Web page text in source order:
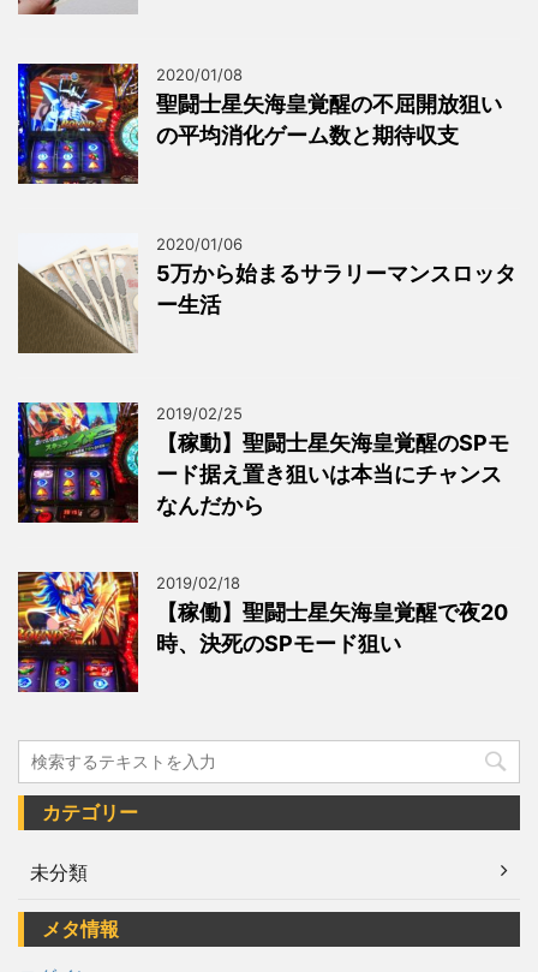
2020/01/08
聖闘士星矢海皇覚醒の不屈開放狙い
の平均消化ゲーム数と期待収支
2020/01/06
5万から始まるサラリーマンスロッタ
ー生活
2019/02/25
【稼動】聖闘士星矢海皇覚醒のSPモ
ード据え置き狙いは本当にチャンス
なんだから
2019/02/18
【稼働】聖闘士星矢海皇覚醒で夜20
時、決死のSPモード狙い
カテゴリー
未分類
メタ情報